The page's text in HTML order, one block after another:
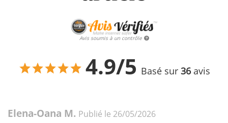
Avis soumis à un contrôle
4.9/5 Basé sur 36avis
Elena-Oana M. Publié le 26/05/2026